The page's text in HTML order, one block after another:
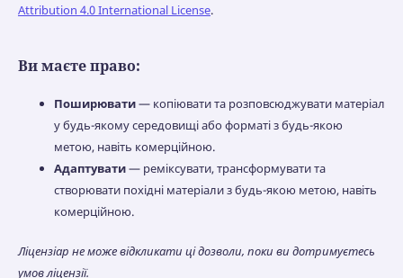
Attribution 4.0 International License.
Ви маєте право:
Поширювати— копіювати та розповсюджувати матеріал
у будь-якому середовищі або форматі з будь-якою
метою, навіть комерційною.
Адаптувати— реміксувати, трансформувати та
створювати похідні матеріали з будь-якою метою, навіть
комерційною.
Ліцензіар не може відкликати ці дозволи, поки ви дотримуєтесь
умов ліцензії.